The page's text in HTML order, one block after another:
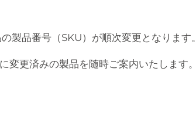
製品番号（SKU）が順次変更となります。
変更済みの製品を随時ご案内いたします。